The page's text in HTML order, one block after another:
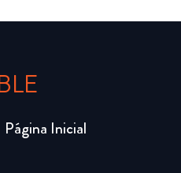
Página Inicial